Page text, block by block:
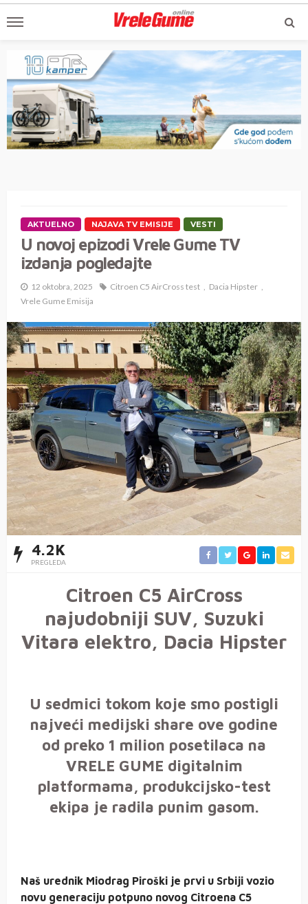
AKTUELNO NAJAVA TV EMISIJE VESTI
U novoj epizodi Vrele Gume TV
izdanja pogledajte
12 oktobra, 2025 Citroen C5 AirCross test
Dacia Hipster
Vrele Gume Emisija
4.2K
PREGLEDA
Citroen C5 AirCross
najudobniji SUV, Suzuki
Vitara elektro, Dacia Hipster
U sedmici tokom koje smo postigli
najveći medijski share ove godine
od preko 1 milion posetilaca na
VRELE GUME digitalnim
platformama, produkcijsko-test
ekipa je radila punim gasom.
Naš urednik Miodrag Piroški je prvi u Srbiji vozio
novu generaciju potpuno novog Citroena C5